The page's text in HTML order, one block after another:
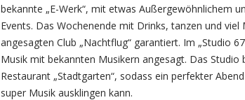
bekannte „E-Werk“, mit etwas Außergewöhnlichem
Events. Das Wochenende mit Drinks, tanzen und viel
angesagten Club „Nachtflug“ garantiert. Im „Studio
Musik mit bekannten Musikern angesagt. Das Studio
Restaurant „Stadtgarten“, sodass ein perfekter
super Musik ausklingen kann.